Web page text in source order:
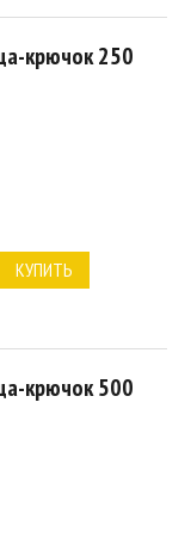
крючок 250
КУПИТЬ
крючок 500